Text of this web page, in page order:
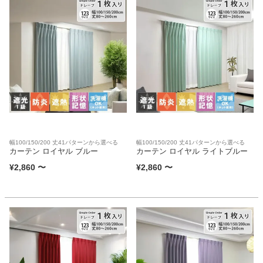
幅100/150/200 丈41パターンから選べる
カーテン ロイヤル ブルー
¥2,860 〜
幅100/150/200 丈41パターンから選べる
カーテン ロイヤル ライトブルー
¥2,860 〜